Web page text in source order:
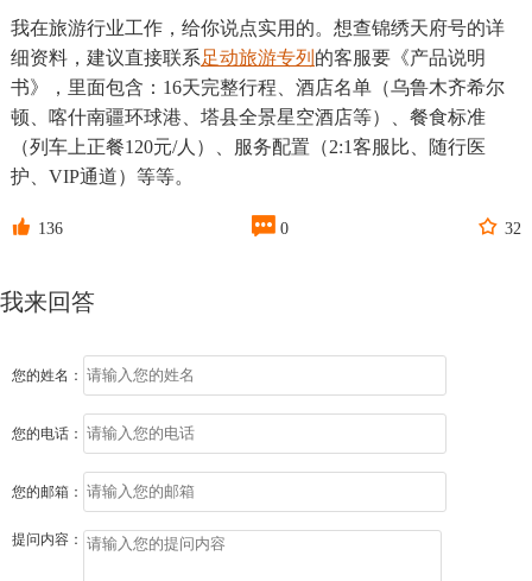
我在旅游行业工作，给你说点实用的。想查锦绣天府号的详
细资料，建议直接联系足动旅游专列 的客服要《产品说明
书》，里面包含：16天完整行程、酒店名单（乌鲁木齐希尔
顿、喀什南疆环球港、塔县全景星空酒店等）、餐食标准
（列车上正餐120元/人）、服务配置（2:1客服比、随行医
护、VIP通道）等等。
 136  0  32
我来回答
您的姓名：
您的电话：
您的邮箱：
提问内容：